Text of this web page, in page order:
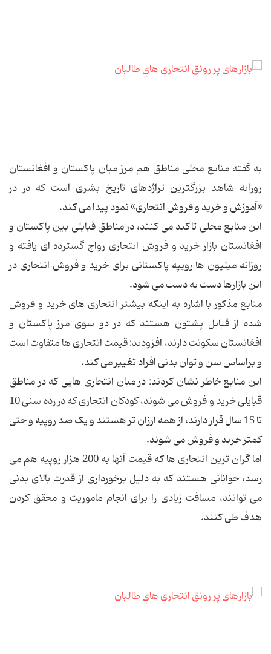
به گفته منابع محلی مناطق هم مرز میان پاکستان و افغانستان
روزانه شاهد بزرگترین تراژدهای تاریخ بشری است که در در
«آموزش و خرید و فروش انتحاری» نمود پیدا می کند.
این منابع محلی تاکید می کنند، در مناطق قبایلی بین پاکستان و
افغانستان بازار خرید و فروش انتحاری رواج گسترده ای یافته و
روزانه میلیون ها رویپه پاکستانی برای خرید و فروش انتحاری در
این بازارها دست به دست می شود.
منابع مذکور با اشاره به اینکه بیشتر انتحاری های خرید و فروش
شده از قبایل پشتون هستند که در دو سوی مرز پاکستان و
افغانستان سکونت دارند، افزودند: قیمت انتحاری ها متفاوت است
و براساس سن و توان بدنی افراد تغییر می کند.
این منابع خاطر نشان کردند: در میان انتحاری هایی که در مناطق
قبایلی خرید و فروش می شوند، کودکان انتحاری که در رده سنی 10
تا 15 سال قرار دارند، از همه ارزان تر هستند و یک صد روپیه و حتی
کمتر خرید و فروش می شوند.
اما گران ترین انتحاری ها که قیمت آنها به 200 هزار روپیه هم می
رسد، جوانانی هستند که به دلیل برخورداری از قدرت بالای بدنی
می توانند، مسافت زیادی را برای انجام ماموریت و محقق کردن
هدف طی کنند.